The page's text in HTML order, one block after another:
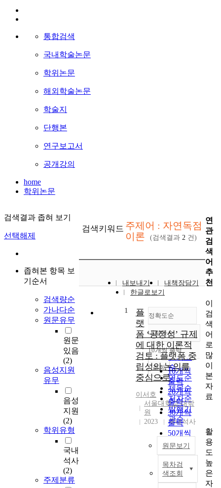
통합검색
국내학술논문
학위논문
해외학술논문
학술지
단행본
연구보고서
공개강의
home
학위논문
검색결과 좁혀 보기
선택해제
좁혀본 항목 보
기순서
검색량순
가나다순
원문유무
원문
있음
(2)
음성지원
유무
음성
지원
(2)
학위유형
국내
석사
(2)
주제분류
검색키워드 주제어 : 자연독점
이론
(검색결과 2 건)
내보내기
내책장담기
한글로보기
정확도순
정확도
순
인기도
순
연도순
제목순
저자순
발행기
관순
내림차순
내림차순
10개씩 출력
10개씩
출력
20개씩
출력
30개씩
출력
50개씩
출력
100개씩
출력
조회
1
플
랫
폼 ‘공정성’ 규제
에 대한 이론적
검토 : 플랫폼 중
립성의 논의를
중심으로
이서호
서울대학교 대학
원
2023
국내석사
원문보기
목차검
색조회
연
관
검
색
어
추
천
이
검
색
어
로
많
이
본
자
료
활
용
도
높
은
자